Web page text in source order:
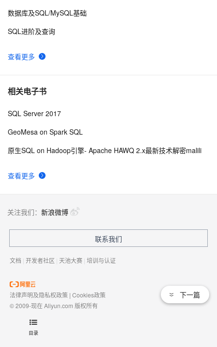
目录
查看更多
数据库及SQL/MySQL基础
SQL进阶及查询
相关电子书
查看更多
SQL Server 2017
GeoMesa on Spark SQL
原生SQL on Hadoop引擎- Apache HAWQ 2.x最新技术解密malili
下一篇
关注我们： 新浪微博
联系我们
文档 | 开发者社区 | 天池大赛 | 培训与认证
法律声明及隐私权政策 | Cookies政策
© 2009-现在 Aliyun.com 版权所有
域名注册服务机构许可：